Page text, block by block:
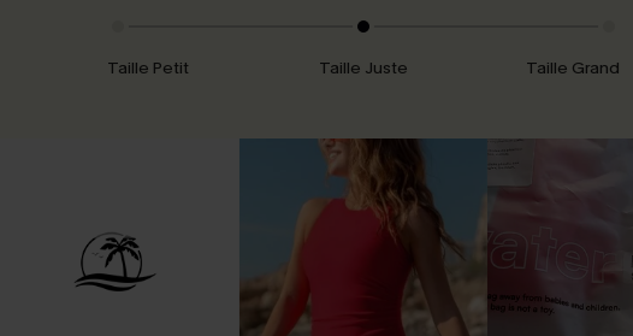
Taille Petit Taille Juste Taille Grand